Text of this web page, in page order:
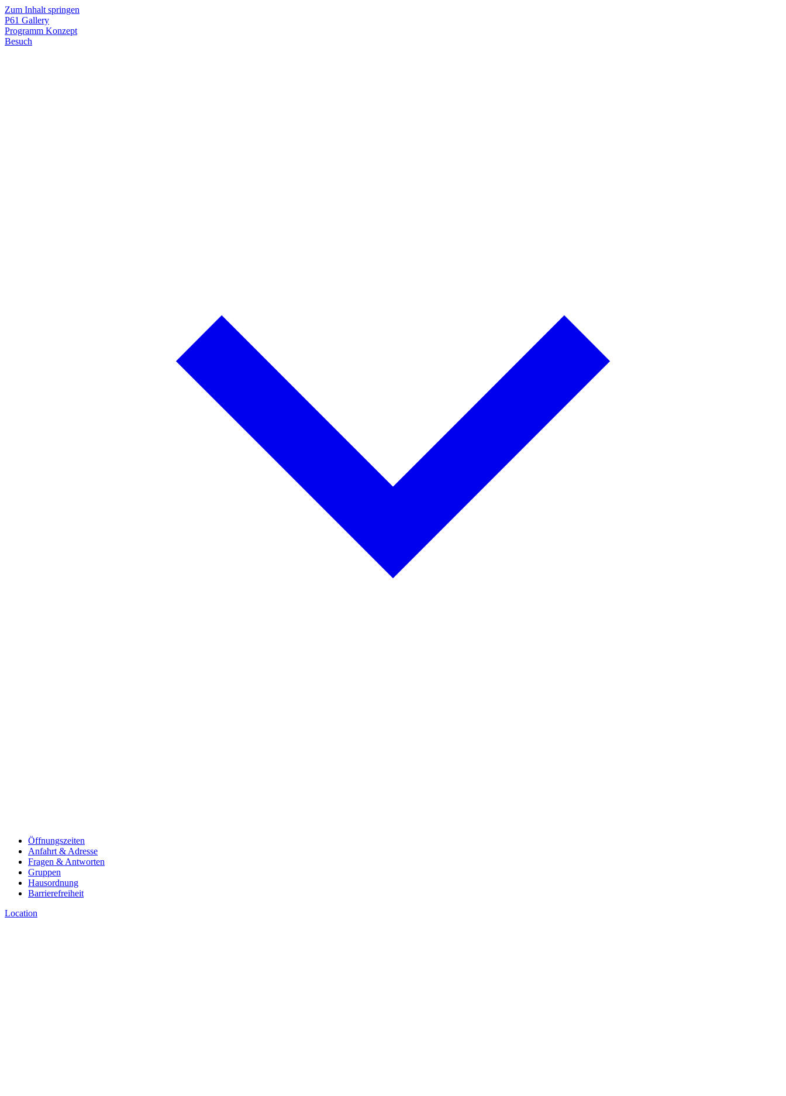
Zum Inhalt springen
P61 Gallery
Programm Konzept
Besuch
Öffnungszeiten
Anfahrt & Adresse
Fragen & Antworten
Gruppen
Hausordnung
Barrierefreiheit
Location